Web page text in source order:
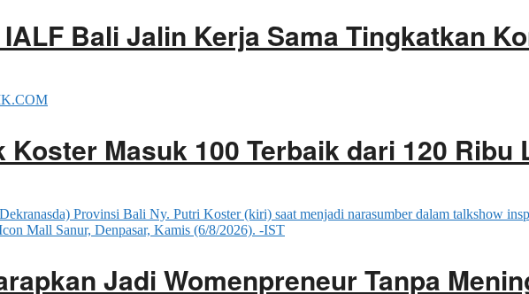
Bali Jalin Kerja Sama Tingkatkan
Masuk 100 Terbaik dari 120 Ribu
Jadi Womenpreneur Tanpa